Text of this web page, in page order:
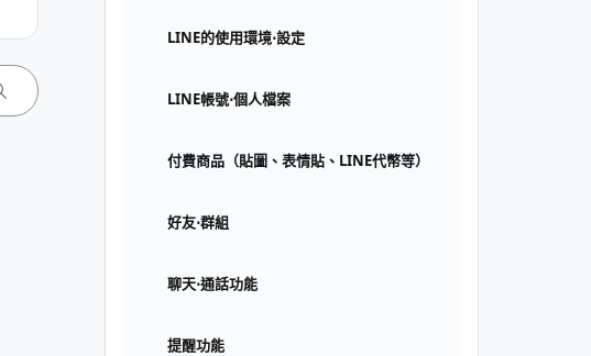
LINE的使用環境⋅設定
LINE帳號⋅個人檔案
付費商品（貼圖、表情貼、LINE代幣等）
好友⋅群組
聊天⋅通話功能
提醒功能